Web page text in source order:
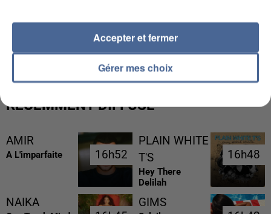
LES DONNÉES DE 300 000 CLIENTS DÉROBÉES À
INTERMARCHÉ APRÈS UNE...
RÉCEMMENT DIFFUSÉ
AMIR
A L'imparfaite 16h52
16h52
PLAIN WHITE
T'S
Hey There
Delilah
16h48
16h48
NAIKA GIMS
Gérer mes choix
Accepter et fermer